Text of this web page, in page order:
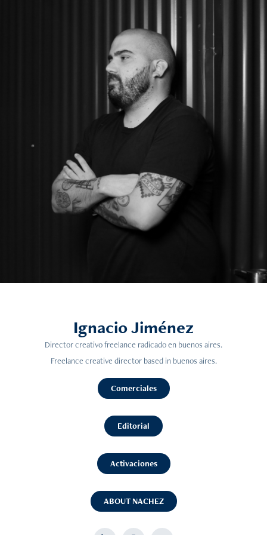
Ignacio Jiménez
Director creativo freelance radicado en buenos aires.
Freelance creative director based in buenos aires.
Comerciales
Editorial
Activaciones
ABOUT NACHEZ